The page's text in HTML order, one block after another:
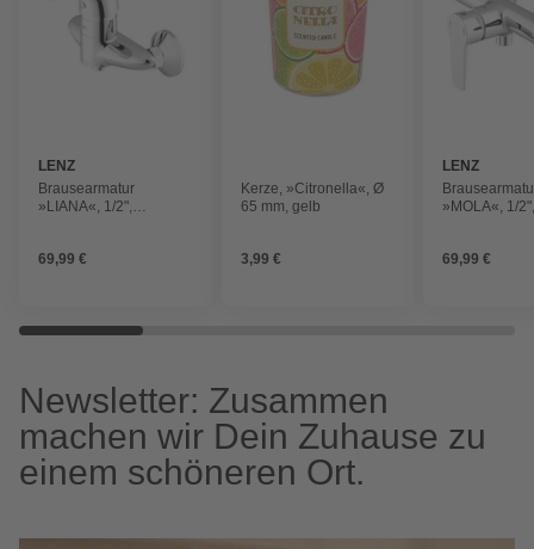
LENZ
Brausearmatur
»LIANA«, 1/2",
69,99 €
Kerze, »Citronella«, Ø
65 mm, gelb
3,99 €
LENZ
»MOLA«, 1/
69,99 €
Newsletter: Zusammen
machen wir Dein Zuhause zu
einem schöneren Ort.